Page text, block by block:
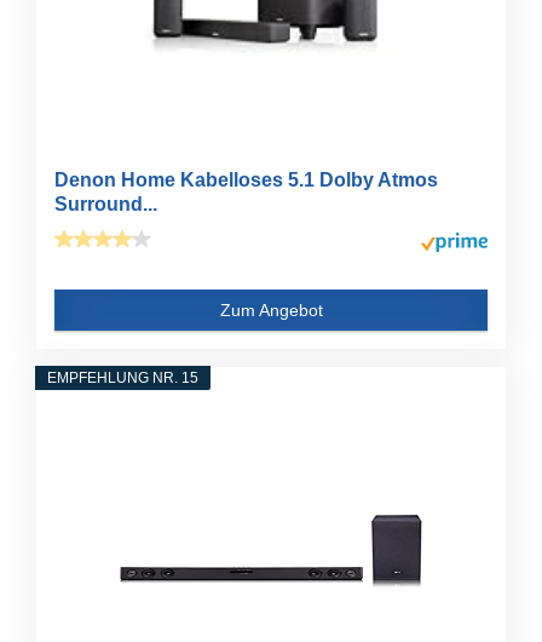
Denon Home Kabelloses 5.1 Dolby Atmos
Surround...
Zum Angebot
EMPFEHLUNG NR. 15